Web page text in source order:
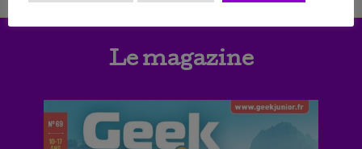
Le magazine